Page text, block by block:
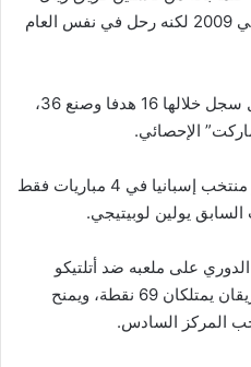
مدريد وتم تصعيده للفريق الأول في 2009 لكنه رحل في نفس العام
ولعب داني 269 مباراة مع فياريال سجل خلالها 16 هدفا وصنع 36،
الإحصائي.
وعلى الصعيد الدولي، مثل باريخو منتخب إسبانيا في 4 مباريات فقط
على ملعبه ضد أتلتيكو
مدريد يوم الأحد، علما بأن كلا الفريقان يمتلكان 69 نقطة، ويمنح
المركز السادس.